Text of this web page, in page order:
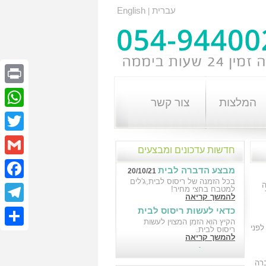
עברית English
המלצות צור קשר
חדשות עדכונים ומבצעים
מבצע הדברה לבית
בכל הזמנה של ריסוס לבית,ג'לים
למטבח בחצי מחיר!
להמשך קריאה
כדאי לעשות ריסוס לבית
18/10/21
הקיץ הוא הזמן המצוין לעשות
ריסוס לבית.
להמשך קריאה
הדברה לבניין במבצע
Print
Twitter
Gmail